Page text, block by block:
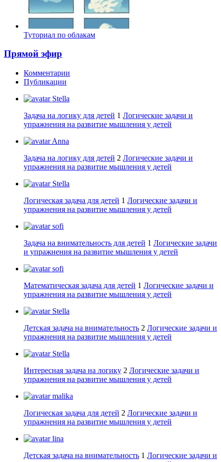
Туториал по облакам
Прямой эфир
Комментарии
Публикации
Stella
Задача на логику для детей 1 Логические задачи и
упражнения на развитие мышления у детей
Anna
Задача на логику для детей 2 Логические задачи и
упражнения на развитие мышления у детей
Stella
Логическая задача для детей 1 Логические задачи и
упражнения на развитие мышления у детей
sofi
Задача на внимательность для детей 1 Логические задачи
и упражнения на развитие мышления у детей
sofi
Математическая задача для детей 1 Логические задачи и
упражнения на развитие мышления у детей
Stella
Детская задача на внимательность 2 Логические задачи и
упражнения на развитие мышления у детей
Stella
Интересная задача на логику 2 Логические задачи и
упражнения на развитие мышления у детей
malika
Логическая задача для детей 2 Логические задачи и
упражнения на развитие мышления у детей
lina
Детская задача на внимательность 1 Логические задачи и